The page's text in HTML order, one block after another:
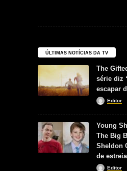
ÚLTIMAS NOTÍCIAS DA TV
The
série diz
escapar
Editor
Young
The Big
Sheldon
de estreia
Editor